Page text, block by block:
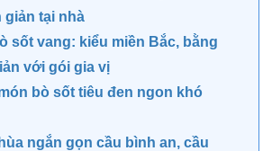
giản tại nhà
sốt vang: kiểu miền Bắc, bằng
với gói gia vị
bò sốt tiêu đen ngon khó
ngắn gọn cầu bình an, cầu